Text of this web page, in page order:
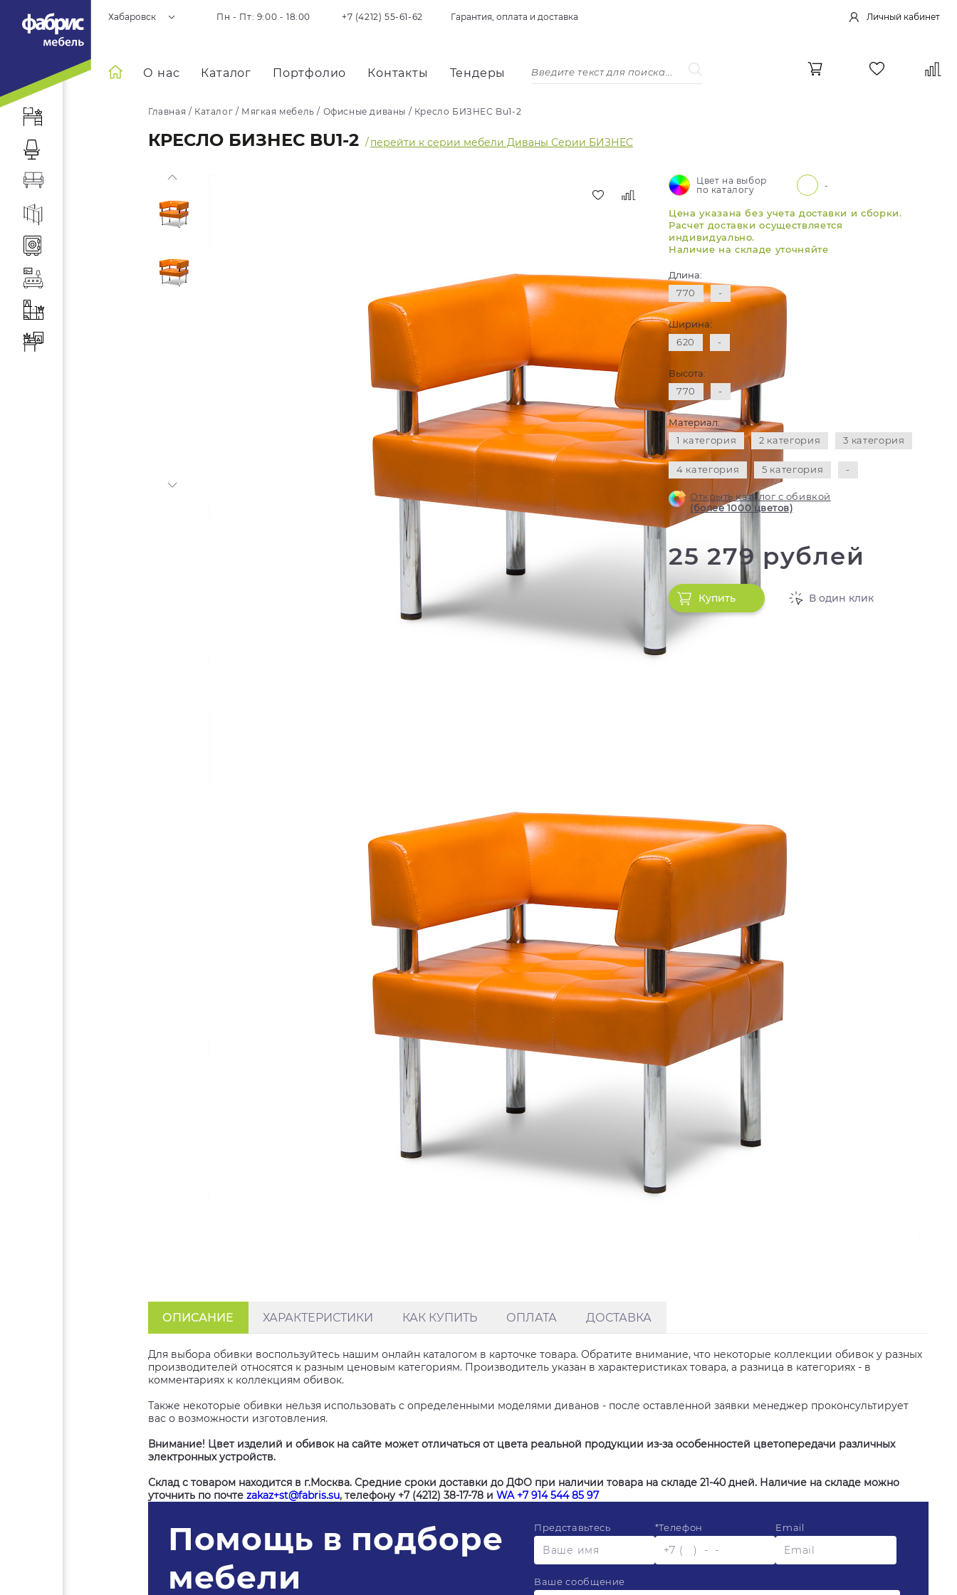
Хабаровск Пн - Пт: 9:00 - 18:00 +7 (4212) 55-61-62 Гарантия, оплата и доставка Личный кабинет
О нас Каталог Портфолио Контакты Тендеры
Главная / Каталог / Мягкая мебель / Офисные диваны / Кресло БИЗНЕС Bu1-2
КРЕСЛО БИЗНЕС BU1-2 /перейти к серии мебели Диваны Серии БИЗНЕС
Цвет на выбор
по каталогу
-
Цена указана без учета доставки и сборки.
Расчет доставки осуществляется
индивидуально.
Наличие на складе уточняйте
Длина:
770
-
Ширина:
620
-
Высота:
770
-
Материал:
1 категория
2 категория 3 категория
4 категория 5 категория -
Открыть каталог с обивкой
(более 1000 цветов)
25 279 рублей
Купить В один клик
ОПИСАНИЕ ХАРАКТЕРИСТИКИ КАК КУПИТЬ ОПЛАТА ДОСТАВКА
Для выбора обивки воспользуйтесь нашим онлайн каталогом в карточке товара. Обратите внимание, что некоторые коллекции обивок у разных
производителей относятся к разным ценовым категориям. Производитель указан в характеристиках товара, а разница в категориях - в
комментариях к коллекциям обивок.
Также некоторые обивки нельзя использовать с определенными моделями диванов - после оставленной заявки менеджер проконсультирует
вас о возможности изготовления.
Внимание! Цвет изделий и обивок на сайте может отличаться от цвета реальной продукции из-за особенностей цветопередачи различных
электронных устройств.
Склад с товаром находится в г.Москва. Средние сроки доставки до ДФО при наличии товара на складе 21-40 дней. Наличие на складе можно
уточнить по почте zakaz+st@fabris.su, телефону +7 (4212) 38-17-78 и WA +7 914 544 85 97
Помощь в подборе
мебели
Представьтесь *Телефон Email
Ваше сообщение